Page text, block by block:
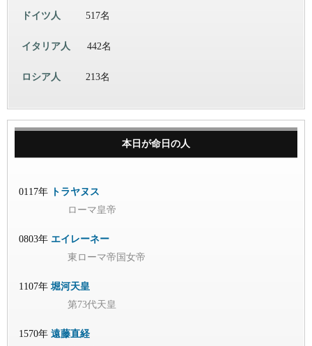
ドイツ人 517名
イタリア人 442名
ロシア人 213名
本日が命日の人
0117年
トラヤヌス
ローマ皇帝
0803年 エイレーネー
東ローマ帝国女帝
1107年 堀河天皇
第73代天皇
1570年 遠藤直経